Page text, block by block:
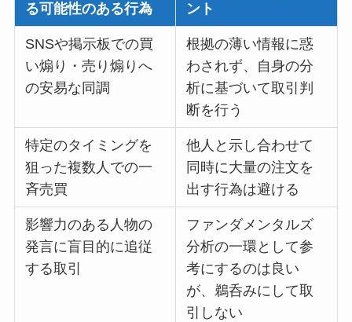
る可能性のある行為
ント
SNSや掲示板での買
い煽り・売り煽りへ
の安易な同調
根拠の薄い情報に惑
わされず、自身の分
析に基づいて取引判
断を行う
特定のタイミングを
狙った複数人での一
斉売買
他人と示し合わせて
同時に大量の注文を
出す行為は避ける
影響力のある人物の
発言に盲目的に追従
する取引
ファンダメンタルズ
分析の一環として参
考にするのは良い
が、鵜呑みにして取
引しない